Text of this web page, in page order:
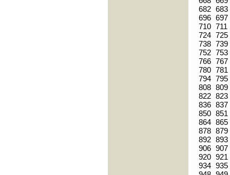
682 683
696 697
710 711
724 725
738 739
752 753
766 767
780 781
794 795
808 809
822 823
836 837
850 851
864 865
878 879
892 893
906 907
920 921
934 935